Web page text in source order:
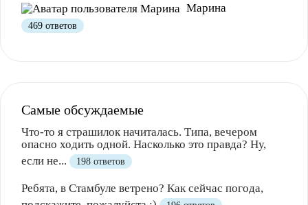
Марина
469 ответов
Самые обсуждаемые
Что-то я страшилок начиталась. Типа, вечером
опасно ходить одной. Насколько это правда? Ну,
если не...
198 ответов
Ребята, в Стамбуле ветрено? Как сейчас погода,